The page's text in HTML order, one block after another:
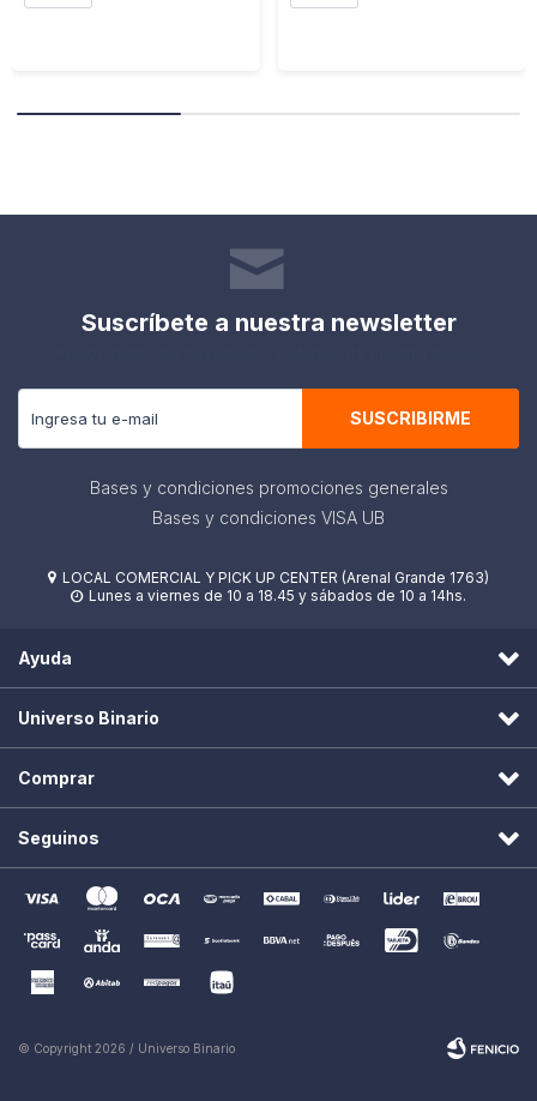
Suscríbete a nuestra newsletter
SUSCRIBIRME
Bases y condiciones promociones generales
Bases y condiciones VISA UB
 LOCAL COMERCIAL Y PICK UP CENTER (Arenal Grande 1763)
 Lunes a viernes de 10 a 18.45 y sábados de 10 a 14hs.
Ayuda
Universo Binario
Comprar
Seguinos
© Copyright 2026 / Universo Binario